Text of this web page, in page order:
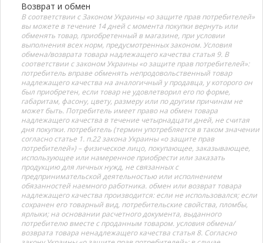
Возврат и обмен
В соответствии с Законом Украины «о защите прав потребителей»
вы можете в течение 14 дней с момента покупки вернуть или
обменять товар, приобретенный в магазине, при условии
выполнения всех норм, предусмотренных законом. Условия
обмена/возврата товара надлежащего качества статья 9. В
соответствии с законом Украины «о защите прав потребителей»:
потребитель вправе обменять непродовольственный товар
надлежащего качества на аналогичный у продавца, у которого он
был приобретен, если товар не удовлетворил его по форме,
габаритам, фасону, цвету, размеру или по другим причинам не
может быть. Потребитель имеет право на обмен товара
надлежащего качества в течение четырнадцати дней, не считая
дня покупки. потребитель (термин употребляется в таком значении
согласно статье 1. п.22 закона Украины «о защите прав
потребителей») – физическое лицо, покупающее, заказывающее,
использующее или намеренное приобрести или заказать
продукцию для личных нужд, не связанных с
предпринимательской деятельностью или исполнением
обязанностей наемного работника. обмен или возврат товара
надлежащего качества производится: если не использовался; если
сохранен его товарный вид, потребительские свойства, пломбы,
ярлыки; на основании расчетного документа, выданного
потребителю вместе с проданным товаром. условия обмена/
возврата товара ненадлежащего качества статья 8. Согласно